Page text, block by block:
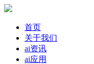
首页
关于我们
ai资讯
ai应用